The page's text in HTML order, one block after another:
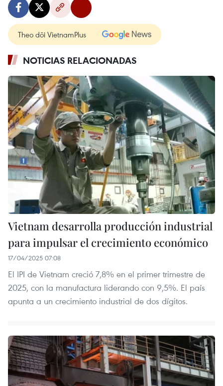
Theo dõi VietnamPlus
NOTICIAS RELACIONADAS
Vietnam desarrolla producción industrial
para impulsar el crecimiento económico
17/04/2025 07:08
El IPI de Vietnam creció 7,8% en el primer trimestre de
2025, con la manufactura liderando con 9,5%. El país
apunta a un crecimiento industrial de dos dígitos.